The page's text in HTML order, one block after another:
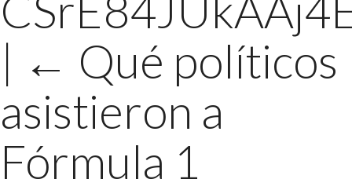
| ← Qué políticos
asistieron a
Fórmula 1